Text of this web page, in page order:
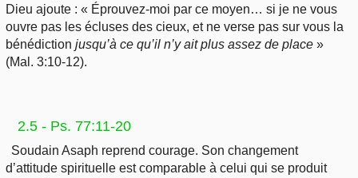
Dieu ajoute : « Éprouvez-moi par ce moyen… si je ne vous
ouvre pas les écluses des cieux, et ne verse pas sur vous la
bénédiction jusqu’à ce qu’il n’y ait plus assez de place »
(Mal. 3:10-12).
2.5 - Ps. 77:11-20
Soudain Asaph reprend courage. Son changement
d’attitude spirituelle est comparable à celui qui se produit